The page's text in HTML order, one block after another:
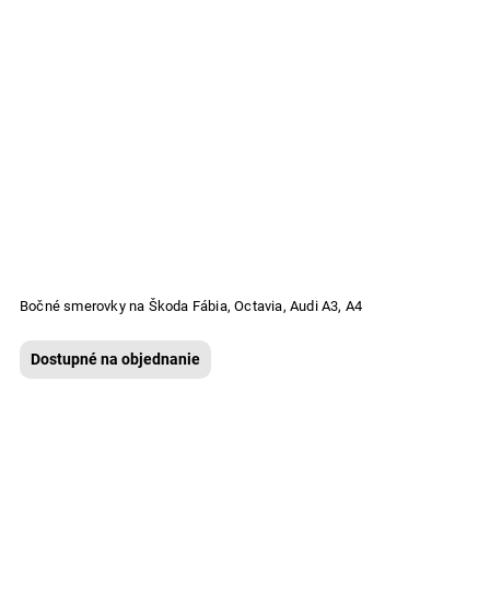
Bočné smerovky na Škoda Fábia, Octavia, Audi A3, A4
Dostupné na objednanie